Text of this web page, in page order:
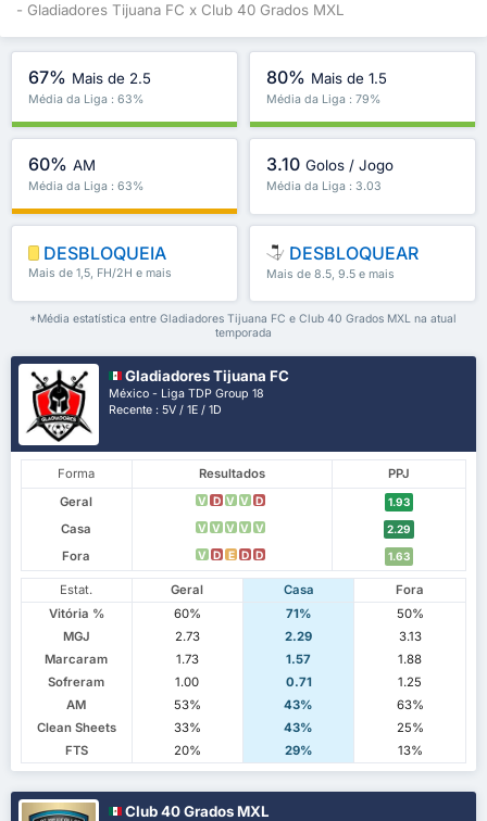
- Gladiadores Tijuana FC x Club 40 Grados MXL
67% Mais de 2.5
Média da Liga : 63%
80% Mais de 1.5
Média da Liga : 79%
60% AM
Média da Liga : 63%
3.10 Golos / Jogo
Média da Liga : 3.03
DESBLOQUEIA
Mais de 1,5, FH/2H e mais
DESBLOQUEAR
Mais de 8.5, 9.5 e mais
*Média estatística entre Gladiadores Tijuana FC e Club 40 Grados MXL na atual
temporada
Gladiadores Tijuana FC
México - Liga TDP Group 18
Recente : 5V / 1E / 1D
Forma Resultados
PPJ
Geral
V D V V D 1.93
Casa V V V V V 2.29
Fora V D E D D 1.63
Estat. Geral Casa
Fora
Vitória %
60% 71%
50%
MGJ
2.73 2.29
3.13
Marcaram
1.73 1.57
1.88
Sofreram
1.00 0.71
1.25
AM
53% 43%
63%
Clean Sheets
33% 43%
25%
FTS
20% 29% 13%
Club 40 Grados MXL